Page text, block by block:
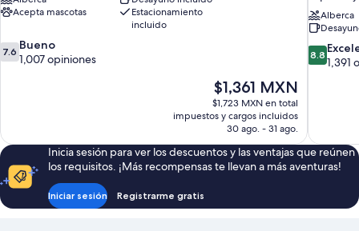
Acepta mascotas
Estacionamiento
incluido
7.6
de
7.6 Bueno
1,007 opiniones
El
precio
actual
de
$1,361 MXN
$1,361 MXN
$1,723 MXN en total
impuestos y cargos incluidos
30 ago. - 31 ago.
Alberca
8.8
de
8.8
1,391
Inicia sesión para ver los descuentos y las ventajas que reúnen
los requisitos. ¡Más recompensas te llevan a más aventuras!
Iniciar sesión Registrarme gratis